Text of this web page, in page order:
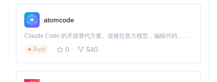
atomcode
Claude Code 的开源替代方案。连接任意大模型，编辑代码，运行命令，自动验证 — 全自动执行。用 Rust 构建，极致性能。 ｜ An open-source alternative to Claude Code. Connect any LLM, edit code, run commands, and verify changes — autonomously. Built in Rust for speed. Get Started
Rust
0 540